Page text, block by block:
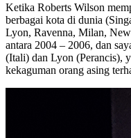
Ketika Roberts Wilson
berbagai kota di dunia
Lyon, Ravenna, Milan,
antara 2004 – 2006, dan
(Itali) dan Lyon (Perancis),
kekaguman orang asing